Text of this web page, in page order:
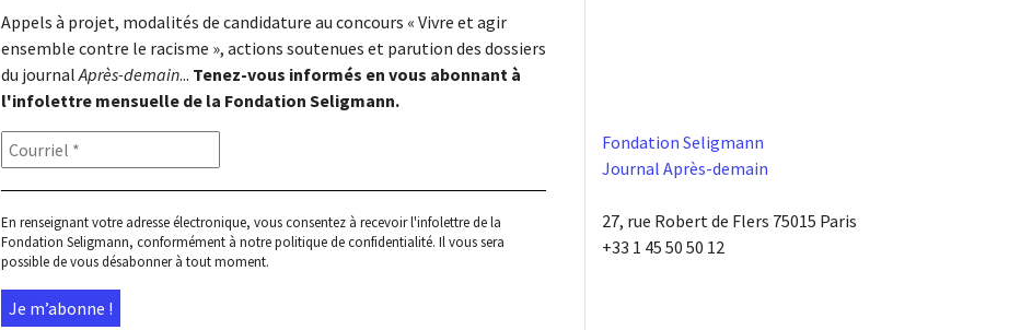
Appels à projet, modalités de candidature au concours « Vivre et agir
ensemble contre le racisme », actions soutenues et parution des dossiers
du journalAprès-demain... Tenez-vous informés en vous abonnant à
l'infolettre mensuelle de la Fondation Seligmann.
En renseignant votre adresse électronique, vous consentez à recevoir l'infolettre de la
Fondation Seligmann, conformément à notrepolitique de confidentialité. Il vous sera
possible de vous désabonner à tout moment.
Fondation Seligmann
Journal Après-demain
27, rue Robert de Flers 75015 Paris
+33 1 45 50 50 12